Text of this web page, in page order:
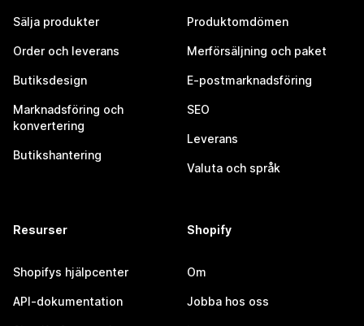
Sälja produkter
Order och leverans
Butiksdesign
Marknadsföring och
konvertering
Butikshantering
Produktomdömen
Merförsäljning och paket
E-postmarknadsföring
SEO
Leverans
Valuta och språk
Resurser
Shopifys hjälpcenter
API-dokumentation
Shopify
Om
Jobba hos oss